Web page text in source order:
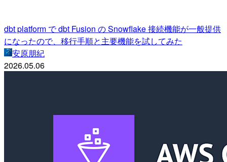
dbt platform で dbt Fusion の Snowflake 接続機能が一般提供
になったので、移行手順と主要機能を試してみた
安原朋紀
2026.05.06